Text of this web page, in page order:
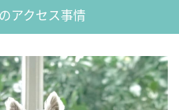
アクセス事情